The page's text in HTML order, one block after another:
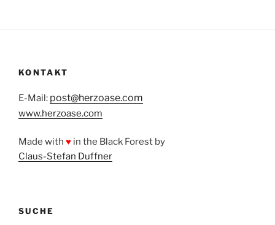
KONTAKT
E-Mail: post@herzoase.com
www.herzoase.com
Made with ♥ in the Black Forest by
Claus-Stefan Duffner
SUCHE